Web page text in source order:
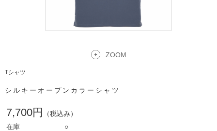
ZOOM
Tシャツ
シルキーオープンカラーシャツ
7,700円
（税込み）
在庫
○